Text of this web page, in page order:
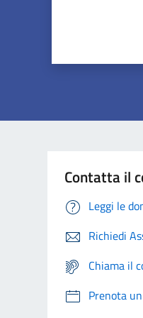
Contatta il
Leggi le
Richiedi
Chiama il
Prenota